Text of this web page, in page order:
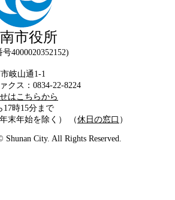
市役所
4000020352152
岐山通1-1
クス：0834-22-8224
はこちらから
17時15分まで
末年始を除く） （休日の窓口 ）
City. All Rights Reserved.